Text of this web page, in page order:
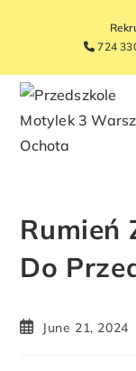
724
Rumień
Do
June 21, 2024